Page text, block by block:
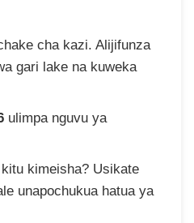
cha kazi. Alijifunza
gari lake na kuweka
ulimpa nguvu ya
kimeisha? Usikate
unapochukua hatua ya